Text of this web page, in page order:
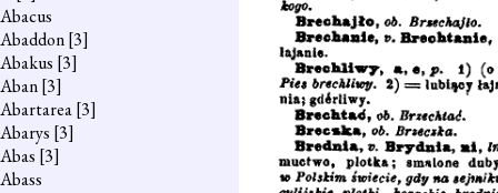
Abacus
Abaddon[3]
Abakus [3]
Aban[3]
Abartarea[3]
Abarys [3]
Abas [3]
Abass